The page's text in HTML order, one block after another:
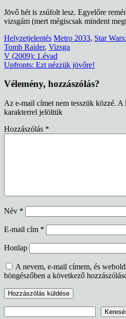
Jövő hét is zsúfolt lesz. Egyelőre
vizsgám (mert mégiscsak mindent
Helyzetjelentés Metro 2033, Star
Tomb Raider, Vizsga
Bejegyzés
navigáció
V (2009): 1.évad
Upfronts: Ezt nézzük jövőre!
Vélemény, hozzászólás?
Az e-mail címet nem tesszük közzé. A
karakterrel jelöltük
Hozzászólás *
Név *
E-mail cím *
Honlap
A nevem, e-mail címem, és
böngészőben a következő